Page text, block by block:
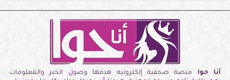
أنا حوا منصة صحفية إلكترونيه هدفها وصول الخبر والمعلومات